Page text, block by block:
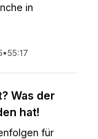
in
•55:17
Was der
hat!
für